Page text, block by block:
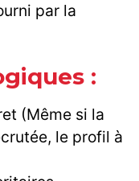
par la
:
(Même si la
le profil à